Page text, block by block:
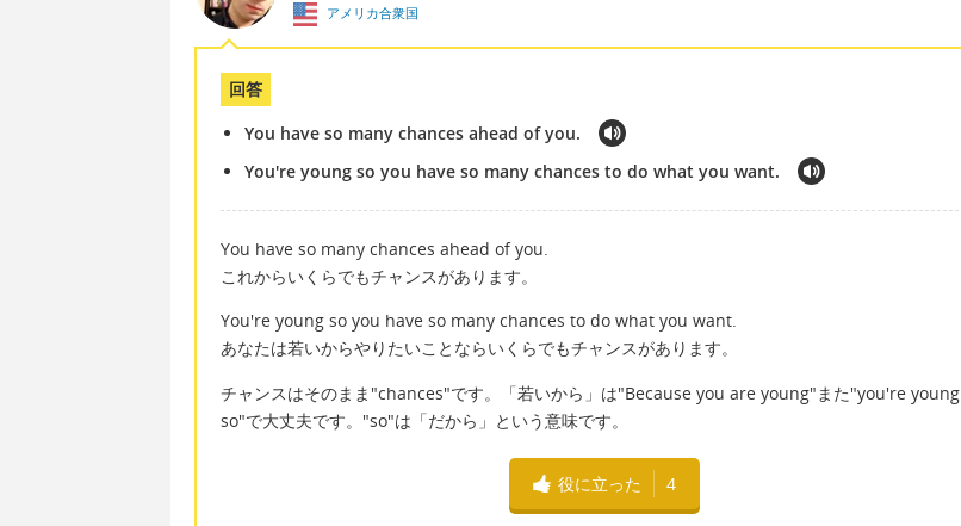
アメリカ合衆国
回答
You have so many chances ahead of you.
You're young so you have so many chances to do what you want.
You have so many chances ahead of you.
これからいくらでもチャンスがあります。
You're young so you have so many chances to do what you want.
あなたは若いからやりたいことならいくらでもチャンスがあります。
チャンスはそのまま"chances"です。「若いから」は"Because you are young"また"you're young
so"で大丈夫です。"so"は「だから」という意味です。
役に立った 4